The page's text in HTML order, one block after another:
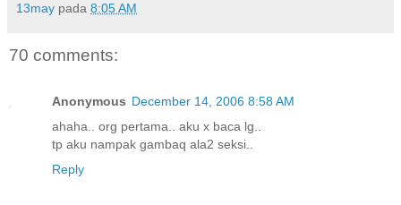
13may pada 8:05 AM
70 comments:
Anonymous December 14, 2006 8:58 AM
ahaha.. org pertama.. aku x baca lg..
tp aku nampak gambaq ala2 seksi..
Reply